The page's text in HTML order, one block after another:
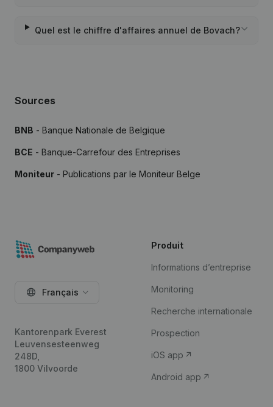
Quel est le chiffre d'affaires annuel de Bovach?
Sources
BNB - Banque Nationale de Belgique
BCE - Banque-Carrefour des Entreprises
Moniteur - Publications par le Moniteur Belge
Français
Kantorenpark Everest
Leuvensesteenweg
248D,
1800 Vilvoorde
Produit
Informations d’entreprise
Monitoring
Recherche internationale
Prospection
iOS app
Android app